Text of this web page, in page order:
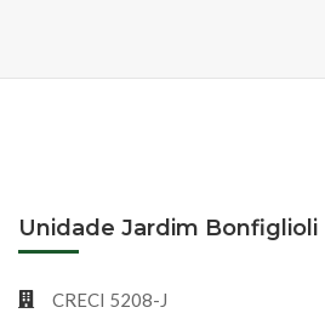
Unidade Jardim Bonfiglioli
CRECI 5208-J